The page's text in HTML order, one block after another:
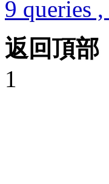
9 queries
返回頂部
1